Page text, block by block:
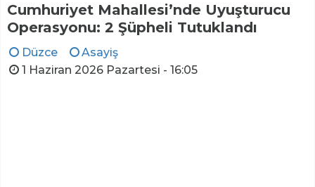
Cumhuriyet Mahallesi’nde Uyuşturucu
Operasyonu: 2 Şüpheli Tutuklandı
Düzce
Asayiş
1 Haziran 2026 Pazartesi - 16:05